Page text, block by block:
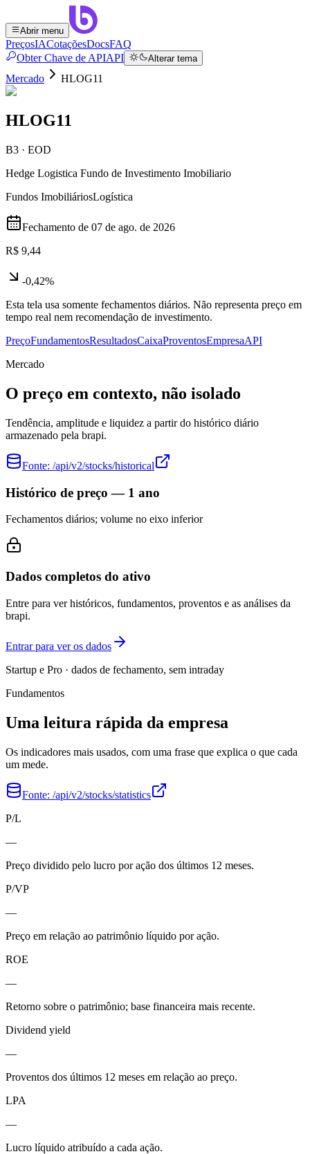
Abrir menu
PreçosIACotaçõesDocsFAQ
Obter Chave de APIAPI Alterar tema
Mercado HLOG11
HLOG11
B3 · EOD
Hedge Logistica Fundo de Investimento Imobiliario
Fundos ImobiliáriosLogística
Fechamento de 07 de ago. de 2026
R$ 9,44
-0,42%
Esta tela usa somente fechamentos diários. Não representa preço em
tempo real nem recomendação de investimento.
PreçoFundamentosResultadosCaixaProventosEmpresaAPI
Mercado
O preço em contexto, não isolado
Tendência, amplitude e liquidez a partir do histórico diário
armazenado pela brapi.
Fonte: /api/v2/stocks/historical
Histórico de preço — 1 ano
Fechamentos diários; volume no eixo inferior
Dados completos do ativo
Entre para ver históricos, fundamentos, proventos e as análises da
brapi.
Entrar para ver os dados
Startup e Pro · dados de fechamento, sem intraday
Fundamentos
Uma leitura rápida da empresa
Os indicadores mais usados, com uma frase que explica o que cada
um mede.
Fonte: /api/v2/stocks/statistics
P/L
—
Preço dividido pelo lucro por ação dos últimos 12 meses.
P/VP
—
Preço em relação ao patrimônio líquido por ação.
ROE
—
Retorno sobre o patrimônio; base financeira mais recente.
Dividend yield
—
Proventos dos últimos 12 meses em relação ao preço.
LPA
—
Lucro líquido atribuído a cada ação.